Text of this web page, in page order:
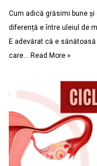
Cum adică grăsimi bune
diferență e între uleiul de
E adevărat că e
care… Read More »